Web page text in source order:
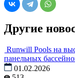
Другие
Runwill Pools на
панельных
01.02.2026